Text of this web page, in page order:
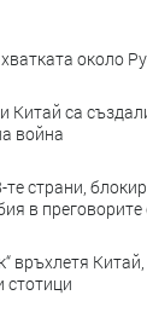
около
Китай са
война
те страни,
в преговорите
връхлетя
стотици